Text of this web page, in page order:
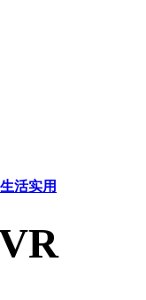
生活实用